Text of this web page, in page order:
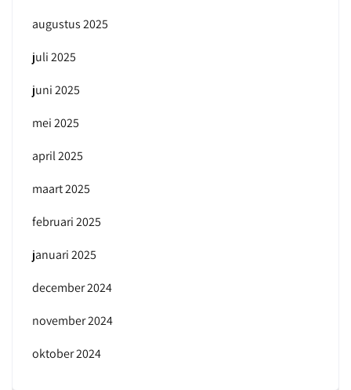
augustus 2025
juli 2025
juni 2025
mei 2025
april 2025
maart 2025
februari 2025
januari 2025
december 2024
november 2024
oktober 2024